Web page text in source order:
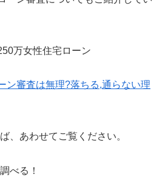
ン審査は無理?落ちる,通らない理
、あわせてご覧ください。
べる！